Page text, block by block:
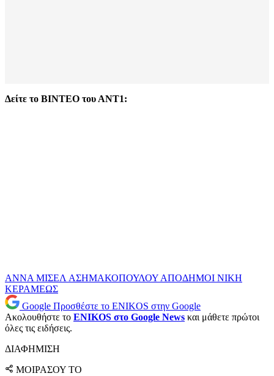
Δείτε το ΒΙΝΤΕΟ του ΑΝΤ1:
ΑΝΝΑ ΜΙΣΕΛ ΑΣΗΜΑΚΟΠΟΥΛΟΥ ΑΠΟΔΗΜΟΙ ΝΙΚΗ
ΚΕΡΑΜΕΩΣ
Google Προσθέστε το ENIKOS στην Google
Ακολουθήστε το ENIKOS στο Google News και μάθετε πρώτοι
όλες τις ειδήσεις.
ΔΙΑΦΗΜΙΣΗ
ΜΟΙΡΑΣΟΥ ΤΟ